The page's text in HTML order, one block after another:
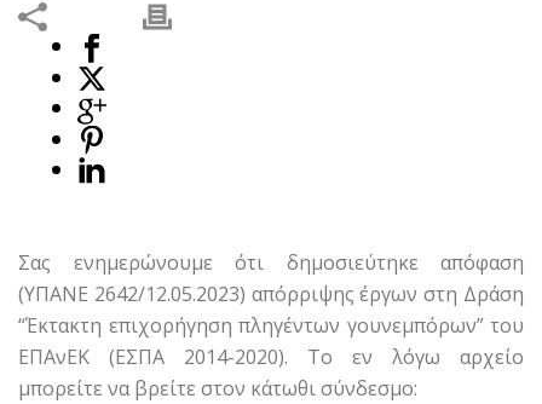
Σας ενημερώνουμε ότι δημοσιεύτηκε απόφαση
(ΥΠΑΝΕ 2642/12.05.2023) απόρριψης έργων στη Δράση
“Έκτακτη επιχορήγηση πληγέντων γουνεμπόρων” του
ΕΠΑνΕΚ (ΕΣΠΑ 2014-2020). Το εν λόγω αρχείο
μπορείτε να βρείτε στον κάτωθι σύνδεσμο: